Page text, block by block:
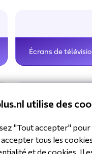
Écrans de
Équipement réseau
utilise des
"Tout accepter"
tous les
et de cookies. Il